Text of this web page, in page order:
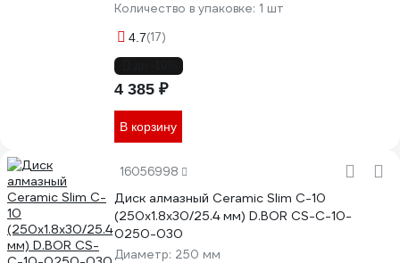
Количество в упаковке: 1 шт
4.7(17)
4 385 ₽
В корзину
16056998
Диск алмазный Ceramic Slim C-10
(250x1.8x30/25.4 мм) D.BOR CS-C-10-
0250-030
Диаметр: 250 мм